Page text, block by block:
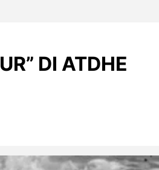
DI ATDHE